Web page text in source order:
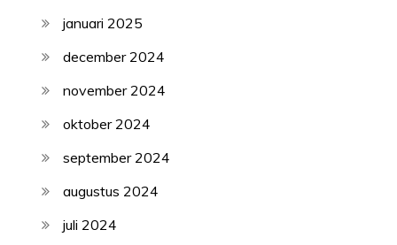
januari 2025
december 2024
november 2024
oktober 2024
september 2024
augustus 2024
juli 2024